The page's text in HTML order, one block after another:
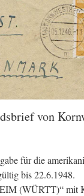
von
für die
bis 22.6.1948.
(WÜRTT)“ mit